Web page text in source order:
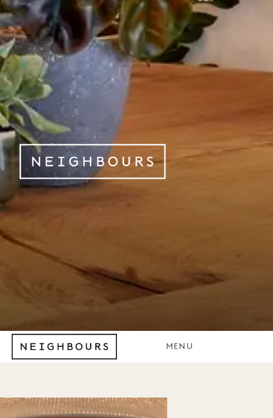
CAFÉ DO VIZINHO
MENU